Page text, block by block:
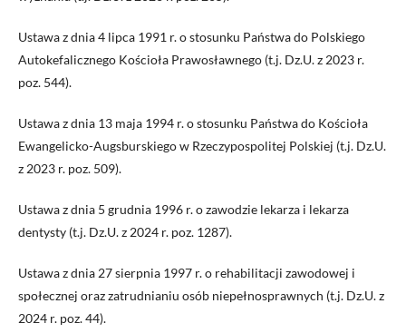
Ustawa z dnia 4 lipca 1991 r. o stosunku Państwa do Polskiego
Autokefalicznego Kościoła Prawosławnego (t.j. Dz.U. z 2023 r.
poz. 544).
Ustawa z dnia 13 maja 1994 r. o stosunku Państwa do Kościoła
Ewangelicko-Augsburskiego w Rzeczypospolitej Polskiej (t.j. Dz.U.
z 2023 r. poz. 509).
Ustawa z dnia 5 grudnia 1996 r. o zawodzie lekarza i lekarza
dentysty (t.j. Dz.U. z 2024 r. poz. 1287).
Ustawa z dnia 27 sierpnia 1997 r. o rehabilitacji zawodowej i
społecznej oraz zatrudnianiu osób niepełnosprawnych (t.j. Dz.U. z
2024 r. poz. 44).